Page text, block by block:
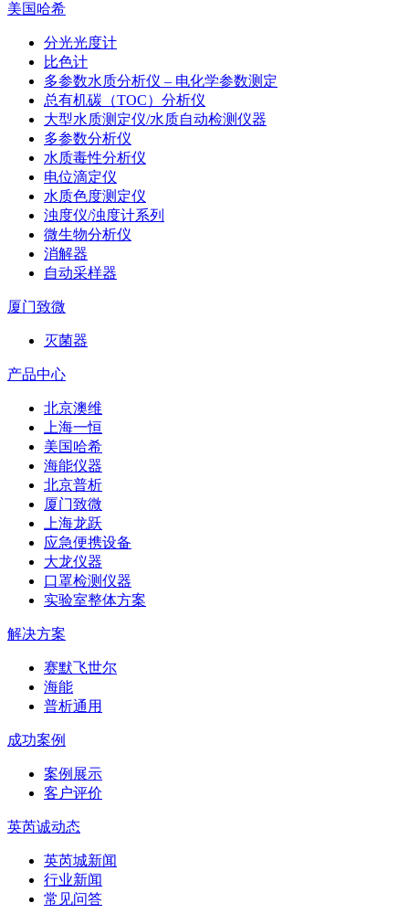
美国哈希
分光光度计
比色计
多参数水质分析仪 – 电化学参数测定
总有机碳（TOC）分析仪
大型水质测定仪/水质自动检测仪器
多参数分析仪
水质毒性分析仪
电位滴定仪
水质色度测定仪
浊度仪/浊度计系列
微生物分析仪
消解器
自动采样器
厦门致微
灭菌器
产品中心
北京澳维
上海一恒
美国哈希
海能仪器
北京普析
厦门致微
上海龙跃
应急便携设备
大龙仪器
口罩检测仪器
实验室整体方案
解决方案
赛默飞世尔
海能
普析通用
成功案例
案例展示
客户评价
英芮诚动态
英芮城新闻
行业新闻
常见问答